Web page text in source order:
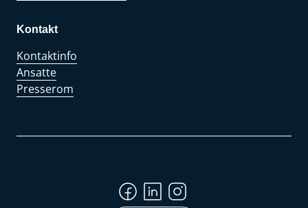
Kontakt
Kontaktinfo
Ansatte
Presserom